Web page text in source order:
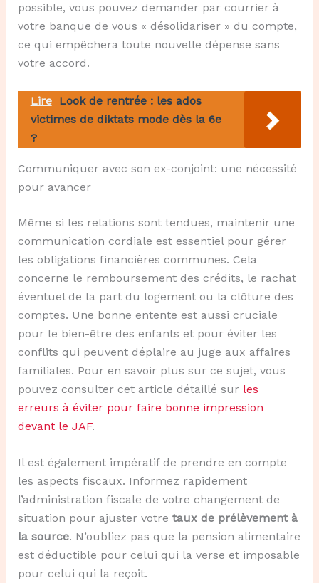
possible, vous pouvez demander par courrier à
votre banque de vous « désolidariser » du compte,
ce qui empêchera toute nouvelle dépense sans
votre accord.
Lire Look de rentrée : les ados
victimes de diktats mode dès la 6e
?
Communiquer avec son ex-conjoint: une nécessité
pour avancer
Même si les relations sont tendues, maintenir une
communication cordiale est essentiel pour gérer
les obligations financières communes. Cela
concerne le remboursement des crédits, le rachat
éventuel de la part du logement ou la clôture des
comptes. Une bonne entente est aussi cruciale
pour le bien-être des enfants et pour éviter les
conflits qui peuvent déplaire au juge aux affaires
familiales. Pour en savoir plus sur ce sujet, vous
pouvez consulter cet article détaillé sur les
erreurs à éviter pour faire bonne impression
devant le JAF.
Il est également impératif de prendre en compte
les aspects fiscaux. Informez rapidement
l’administration fiscale de votre changement de
situation pour ajuster votre taux de prélèvement à
la source. N’oubliez pas que la pension alimentaire
est déductible pour celui qui la verse et imposable
pour celui qui la reçoit.